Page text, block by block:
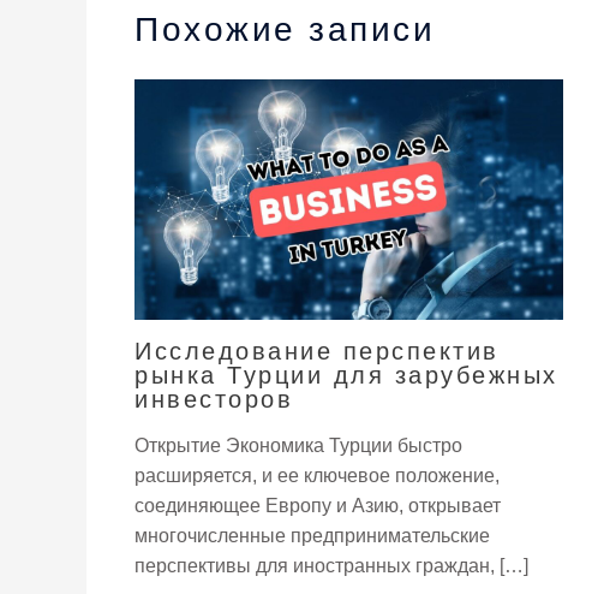
Похожие записи
Исследование перспектив
рынка Турции для зарубежных
инвесторов
Открытие Экономика Турции быстро
расширяется, и ее ключевое положение,
соединяющее Европу и Азию, открывает
многочисленные предпринимательские
перспективы для иностранных граждан, […]